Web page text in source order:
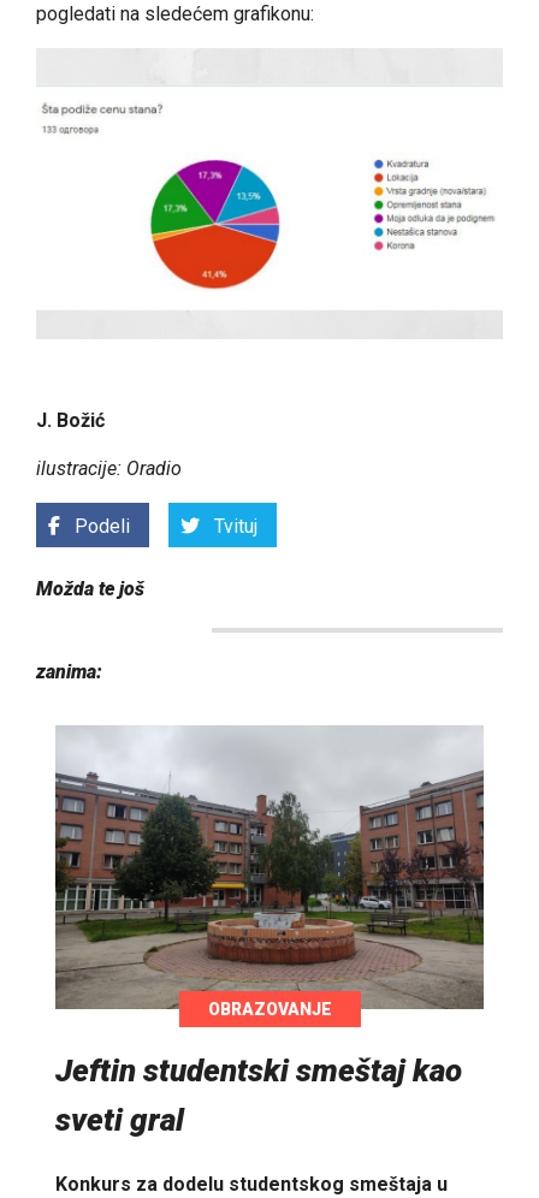
pogledati na sledećem grafikonu:
J. Božić
ilustracije: Oradio
Podeli Tvituj
Možda te još
zanima:
OBRAZOVANJE
Jeftin studentski smeštaj kao
sveti gral
Konkurs za dodelu studentskog smeštaja u